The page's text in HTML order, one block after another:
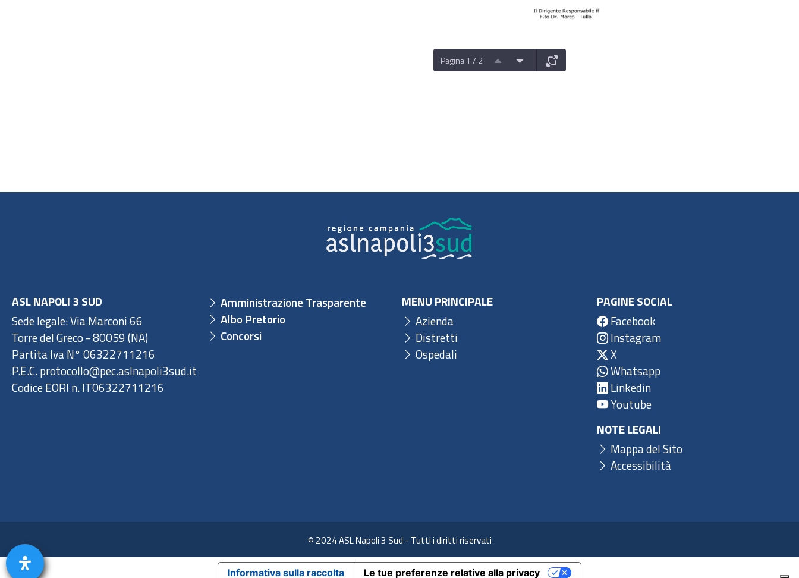
Pagina 1 / 2
ASL NAPOLI 3 SUD
Sede legale: Via Marconi 66
Torre del Greco - 80059 (NA)
Partita Iva N° 06322711216
P.E.C. protocollo@pec.aslnapoli3sud.it
Codice EORI n. IT06322711216
Amministrazione Trasparente
Albo Pretorio
Concorsi
MENU PRINCIPALE
Azienda
Distretti
Ospedali
PAGINE SOCIAL
Facebook
Instagram
X
Whatsapp
Linkedin
Youtube
NOTE LEGALI
Mappa del Sito
Accessibilità
© 2024 ASL Napoli 3 Sud - Tutti i diritti riservati
Informativa sulla raccolta Le tue preferenze relative alla privacy